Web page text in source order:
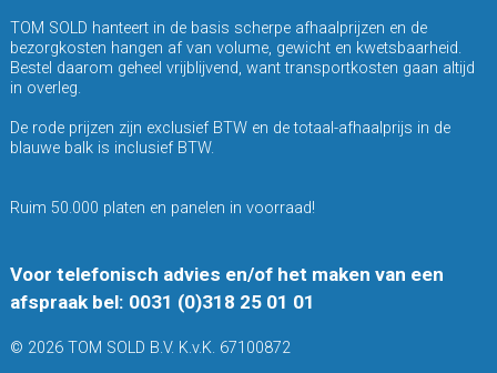
TOM SOLD hanteert in de basis scherpe afhaalprijzen en de
bezorgkosten hangen af van volume, gewicht en kwetsbaarheid.
Bestel daarom geheel vrijblijvend, want transportkosten gaan altijd
in overleg.
De rode prijzen zijn exclusief BTW en de totaal-afhaalprijs in de
blauwe balk is inclusief BTW.
Ruim 50.000 platen en panelen in voorraad!
Voor telefonisch advies en/of het maken van een
afspraak bel: 0031 (0)318 25 01 01
© 2026 TOM SOLD B.V. K.v.K. 67100872